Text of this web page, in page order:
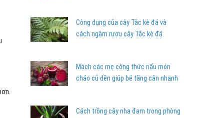
Công dụng của cây Tắc kè đá và
cách ngâm rượu cây Tắc kè đá
Mách các mẹ công thức nấu món
cháo củ dền giúp bé tăng cân nhanh
Cách trồng cây nha đam trong phòng